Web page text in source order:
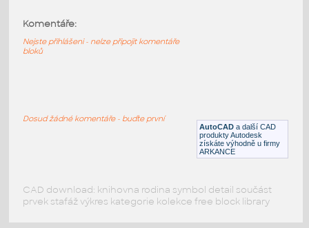
DWG Výkresové prvky
DWG
_Různé-Jiné AutoCAD a další CAD
produkty Autodesk
získáte výhodně u firmy
ARKANCE
Komentáře:
Nejste přihlášeni - nelze připojit komentáře
bloků
Dosud žádné komentáře - buďte první
CAD download: knihovna rodina symbol detail součást
prvek stafáž výkres kategorie kolekce free block library